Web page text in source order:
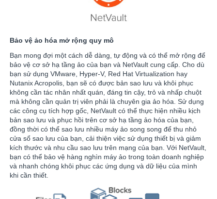
Bảo vệ ảo hóa mở rộng quy mô
Bạn mong đợi một cách dễ dàng, tự động và có thể mở rộng để
bảo vệ cơ sở hạ tầng ảo của bạn và NetVault cung cấp. Cho dù
bạn sử dụng VMware, Hyper-V, Red Hat Virtualization hay
Nutanix Acropolis, bạn sẽ có được bản sao lưu và khôi phục
không cần tác nhân nhất quán, đáng tin cậy, trỏ và nhấp chuột
mà không cần quản trị viên phải là chuyên gia ảo hóa. Sử dụng
các công cụ tích hợp gốc, NetVault có thể thực hiện nhiều kịch
bản sao lưu và phục hồi trên cơ sở hạ tầng ảo hóa của bạn,
đồng thời có thể sao lưu nhiều máy ảo song song để thu nhỏ
cửa sổ sao lưu của bạn, cải thiện việc sử dụng thiết bị và giảm
kích thước và nhu cầu sao lưu trên mạng của bạn. Với NetVault,
bạn có thể bảo vệ hàng nghìn máy ảo trong toàn doanh nghiệp
và nhanh chóng khôi phục các ứng dụng và dữ liệu của mình
khi cần thiết.